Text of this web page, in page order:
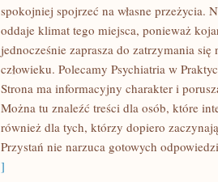
spokojniej spojrzeć na własne przeżycia.
oddaje klimat tego miejsca, ponieważ
jednocześnie zaprasza do zatrzymania
człowieku. Polecamy Psychiatria w
Strona ma informacyjny charakter i
Można tu znaleźć treści dla osób, które
również dla tych, którzy dopiero
Przystań nie narzuca gotowych
]